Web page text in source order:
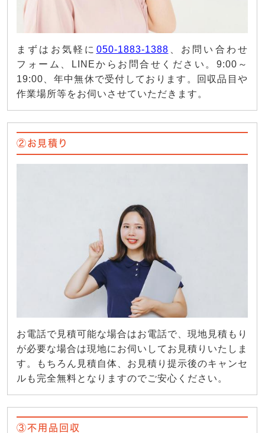
まずはお気軽に 050-1883-1388 、お問い合わせ
フォーム、LINEからお問合せください。9:00～
19:00、年中無休で受付しております。回収品目や
作業場所等をお伺いさせていただきます。
②お見積り
お電話で見積可能な場合はお電話で、現地見積もり
が必要な場合は現地にお伺いしてお見積りいたしま
す。もちろん見積自体、お見積り提示後のキャンセ
ルも完全無料となりますのでご安心ください。
③不用品回収